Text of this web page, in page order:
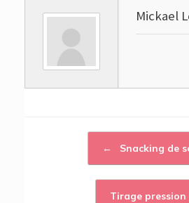
Mickael
Post navigation
← Snacking de
Tirage pression